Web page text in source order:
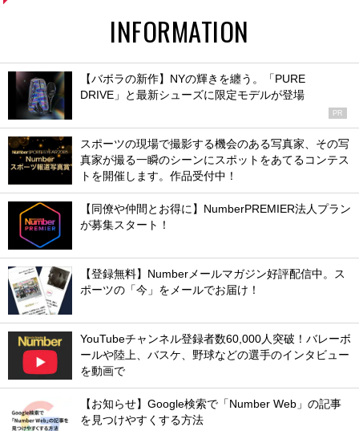
INFORMATION
【バボラの新作】NYの輝きを纏う。「PURE
DRIVE」と最新シューズに限定モデルが登場
PR
スポーツの現場で撮影する機会のある写真家、その写
真家が撮る一瞬のシーンにスポットをあてるコンテス
トを開催します。作品受付中！
【同僚や仲間とお得に】NumberPREMIER法人プラン
が募集スタート！
【登録無料】Numberメールマガジン好評配信中。ス
ポーツの「今」をメールでお届け！
YouTubeチャンネル登録者数60,000人突破！バレーボ
ールや陸上、バスケ、野球などの選手のインタビュー
を動画で
【お知らせ】Google検索で「Number Web」の記事
を見つけやすくする方法